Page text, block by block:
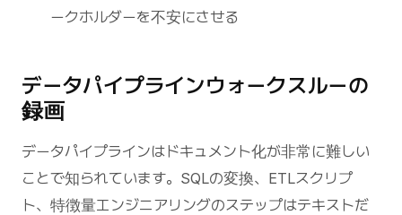
ークホルダーを不安にさせる
データパイプラインウォークスルーの
録画
データパイプラインはドキュメント化が非常に難しい
ことで知られています。SQLの変換、ETLスクリプ
ト、特徴量エンジニアリングのステップはテキストだ